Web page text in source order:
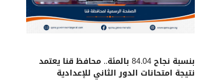
بنسبة نجاح 84.04 بالمئة.. محافظ قنا يعتمد
نتيجة امتحانات الدور الثاني للإعدادية